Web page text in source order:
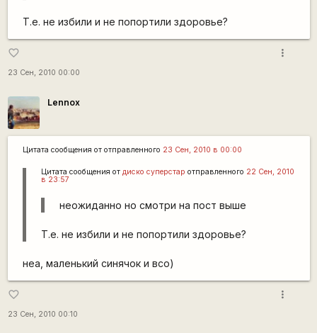
Т.е. не избили и не попортили здоровье?
favorite_border
23 Сен, 2010 00:00
more_vert
Lennox
Цитата сообщения от отправленного 23 Сен, 2010 в 00:00
Цитата сообщения от диско суперстар отправленного 22 Сен, 2010
в 23:57
неожиданно но смотри на пост выше
Т.е. не избили и не попортили здоровье?
неа, маленький синячок и всо)
favorite_border
23 Сен, 2010 00:10
more_vert